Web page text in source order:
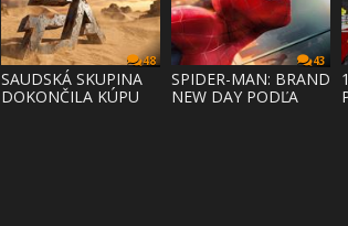
48
SAUDSKÁ SKUPINA
DOKONČILA KÚPU
43
SPIDER-MAN: BRAND
NEW DAY PODĽA